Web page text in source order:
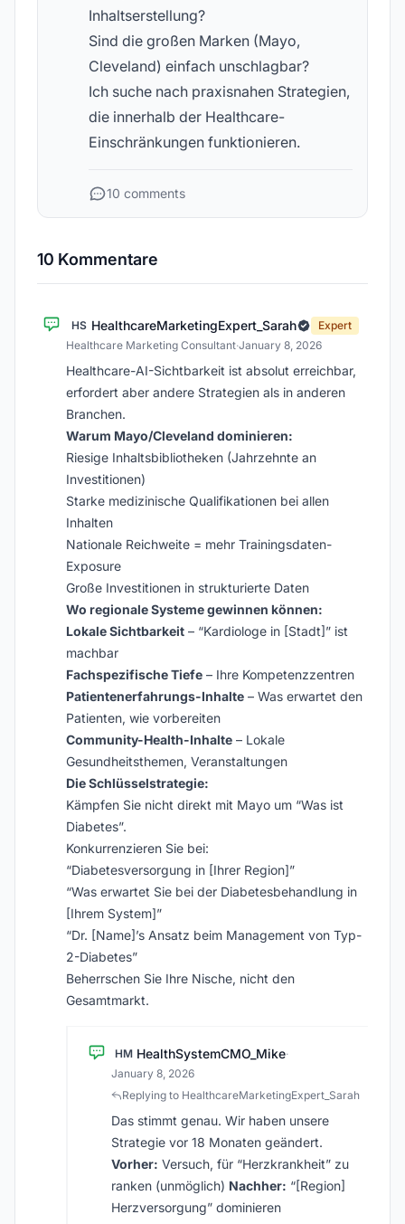
Inhaltserstellung?
Sind die großen Marken (Mayo,
Cleveland) einfach unschlagbar?
Ich suche nach praxisnahen Strategien,
die innerhalb der Healthcare-
Einschränkungen funktionieren.
10 comments
10 Kommentare
HS HealthcareMarketingExpert_Sarah
Expert
Healthcare Marketing Consultant·January 8, 2026
Healthcare-AI-Sichtbarkeit ist absolut erreichbar,
erfordert aber andere Strategien als in anderen
Branchen.
Warum Mayo/Cleveland dominieren:
Riesige Inhaltsbibliotheken (Jahrzehnte an
Investitionen)
Starke medizinische Qualifikationen bei allen
Inhalten
Nationale Reichweite = mehr Trainingsdaten-
Exposure
Große Investitionen in strukturierte Daten
Wo regionale Systeme gewinnen können:
Lokale Sichtbarkeit – “Kardiologe in [Stadt]” ist
machbar
Fachspezifische Tiefe – Ihre Kompetenzzentren
Patientenerfahrungs-Inhalte – Was erwartet den
Patienten, wie vorbereiten
Community-Health-Inhalte – Lokale
Gesundheitsthemen, Veranstaltungen
Die Schlüsselstrategie:
Kämpfen Sie nicht direkt mit Mayo um “Was ist
Diabetes”.
Konkurrenzieren Sie bei:
“Diabetesversorgung in [Ihrer Region]”
“Was erwartet Sie bei der Diabetesbehandlung in
[Ihrem System]”
“Dr. [Name]’s Ansatz beim Management von Typ-
2-Diabetes”
Beherrschen Sie Ihre Nische, nicht den
Gesamtmarkt.
HM HealthSystemCMO_Mike·
January 8, 2026
Replying to HealthcareMarketingExpert_Sarah
Das stimmt genau. Wir haben unsere
Strategie vor 18 Monaten geändert.
Vorher: Versuch, für “Herzkrankheit” zu
ranken (unmöglich) Nachher: “[Region]
Herzversorgung” dominieren